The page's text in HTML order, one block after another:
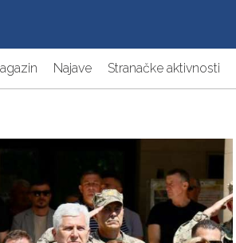
Najave Stranačke aktivnosti